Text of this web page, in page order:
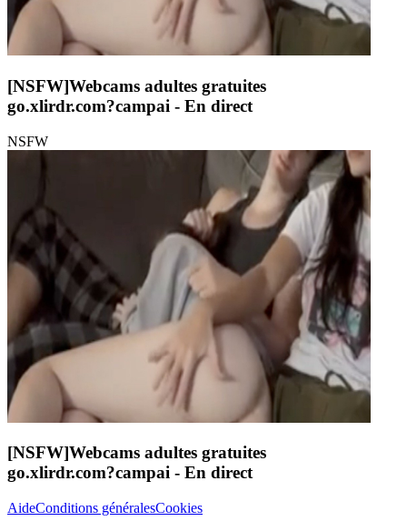
[NSFW]Webcams adultes gratuites
go.xlirdr.com?campai - En direct
NSFW
[NSFW]Webcams adultes gratuites
go.xlirdr.com?campai - En direct
AideConditions généralesCookies